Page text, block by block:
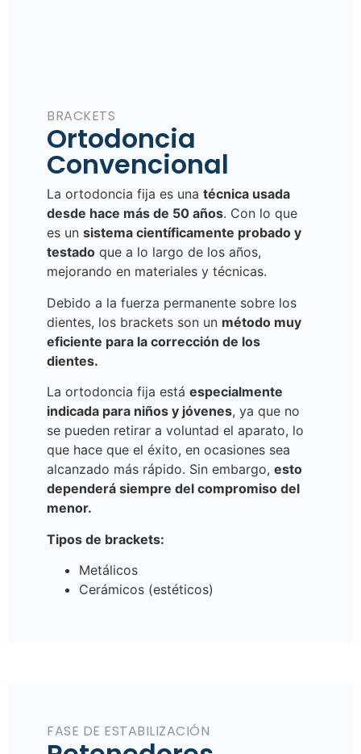
BRACKETS
Ortodoncia
Convencional
La ortodoncia fija es una técnica usada
desde hace más de 50 años. Con lo que
es un sistema científicamente probado y
testado que a lo largo de los años,
mejorando en materiales y técnicas.
Debido a la fuerza permanente sobre los
dientes, los brackets son un método muy
eficiente para la corrección de los
dientes.
La ortodoncia fija está especialmente
indicada para niños y jóvenes, ya que no
se pueden retirar a voluntad el aparato, lo
que hace que el éxito, en ocasiones sea
alcanzado más rápido. Sin embargo, esto
dependerá siempre del compromiso del
menor.
Tipos de brackets:
Metálicos
Cerámicos (estéticos)
FASE DE ESTABILIZACIÓN